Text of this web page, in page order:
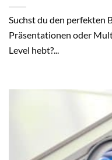
Suchst du den perfekten
Präsentationen oder
Level hebt?...